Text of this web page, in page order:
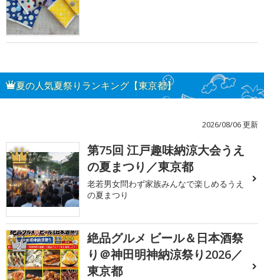
夏の人気夏祭りランキング【東京都】
2026/08/06 更新
1
第75回 江戸趣味納涼大会うえ
の夏まつり／東京都
老若男女問わず家族みんなで楽しめるうえ
の夏まつり
2
絶品グルメ ビール＆日本酒祭
り＠神田明神納涼祭り2026／
東京都